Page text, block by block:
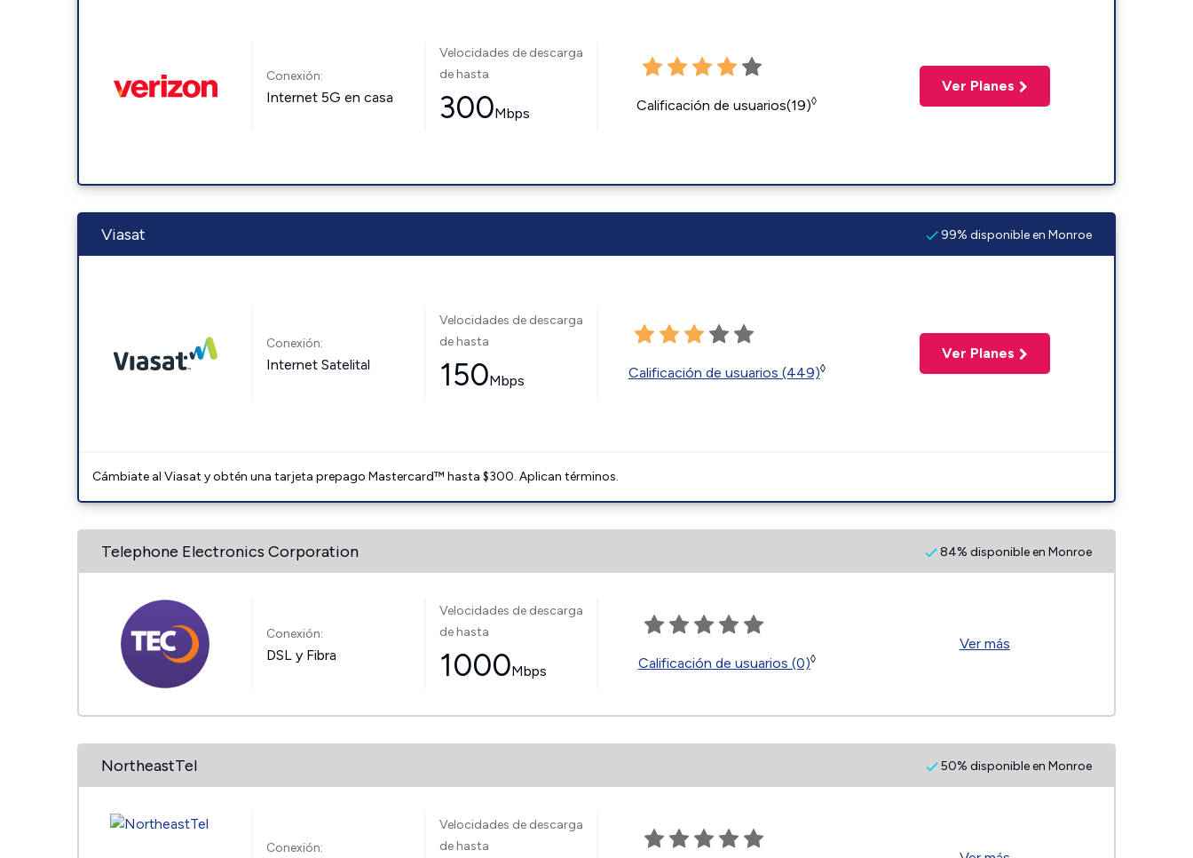
Conexión:
Internet 5G en casa
Velocidades de descarga
de hasta
300Mbps Calificación de usuarios(19)◊
Ver Planes
Viasat 99% disponible en Monroe
Conexión:
Internet Satelital
Velocidades de descarga
de hasta
150Mbps Calificación de usuarios (449)◊
Ver Planes
Cámbiate al Viasat y obtén una tarjeta prepago Mastercard™ hasta $300. Aplican términos.
Telephone Electronics Corporation 84% disponible en Monroe
Conexión:
DSL y Fibra
Velocidades de descarga
de hasta
1000Mbps Calificación de usuarios (0)◊
Ver más
NortheastTel 50% disponible en Monroe
Conexión:
Velocidades de descarga
de hasta